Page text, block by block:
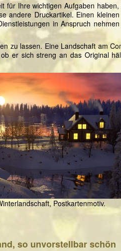
für Ihre wichtigen Aufgaben haben,
andere Druckartikel. Einen
in Anspruch
zu lassen. Eine Landschaft am
er sich streng an das Original
Postkartenmotiv.
so unvorstellbar schön